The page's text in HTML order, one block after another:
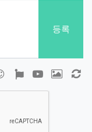
등록
이모티콘폰트어썸
동영상 이미지